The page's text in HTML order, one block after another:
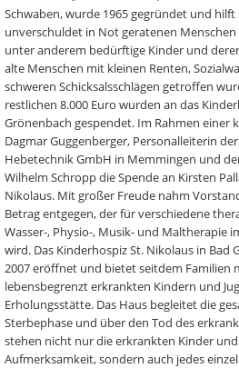
Schwaben, wurde 1965 gegründet und hilft
unverschuldet in Not geratenen Menschen
unter anderem bedürftige Kinder und
alte Menschen mit kleinen Renten,
schweren Schicksalsschlägen getroffen
restlichen 8.000 Euro wurden an das
Grönenbach gespendet. Im Rahmen einer
Dagmar Guggenberger, Personalleiterin der
Hebetechnik GmbH in Memmingen und
Wilhelm Schropp die Spende an Kirsten
Nikolaus. Mit großer Freude nahm
Betrag entgegen, der für verschiedene
Wasser-, Physio-, Musik- und Maltherapie
wird. Das Kinderhospiz St. Nikolaus in Bad
2007 eröffnet und bietet seitdem Familien
lebensbegrenzt erkrankten Kindern und
Erholungsstätte. Das Haus begleitet die
Sterbephase und über den Tod des
stehen nicht nur die erkrankten Kinder
Aufmerksamkeit, sondern auch jedes